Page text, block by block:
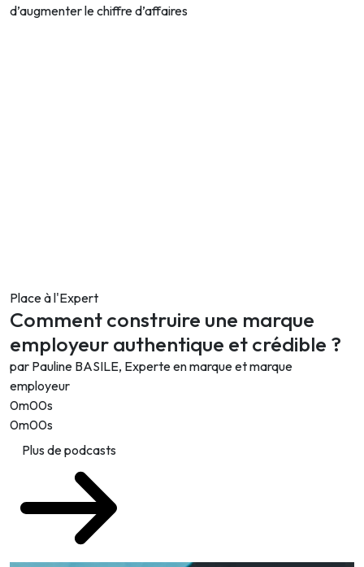
d’augmenter le chiffre d’affaires
Place à l'Expert
Comment construire une marque
employeur authentique et crédible ?
par Pauline BASILE, Experte en marque et marque
employeur
0m00s
0m00s
Plus de podcasts